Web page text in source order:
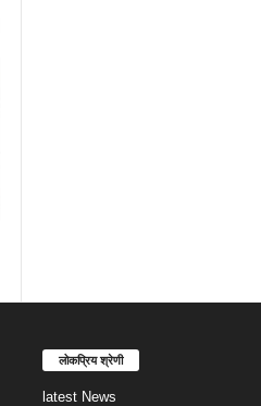
लोकप्रिय श्रेणी
latest News